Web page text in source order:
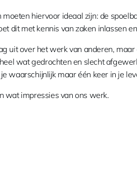
hiervoor ideaal zijn: de
dit met kennis van zaken inlassen
uit over het werk van anderen,
wat gedrochten en slecht
waarschijnlijk maar één keer in je
wat impressies van ons werk.